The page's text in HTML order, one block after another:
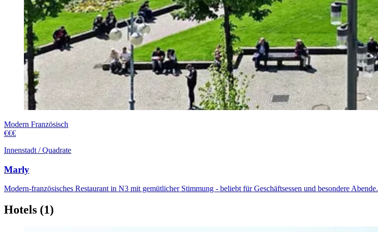
Modern Französisch
€€€
Innenstadt / Quadrate
Marly
Modern-französisches Restaurant in N3 mit gemütlicher Stimmung - beliebt für Geschäftsessen und besondere Abende.
Hotels (1)